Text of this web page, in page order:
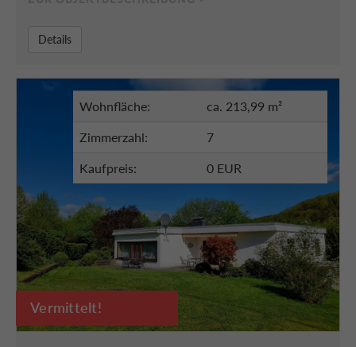
Details
Vermittelt!
Wohnfläche: ca. 213,99 m²
Zimmerzahl: 7
Kaufpreis: 0 EUR